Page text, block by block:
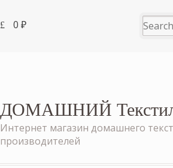
0 ₽
ДОМАШНИЙ
Интернет магазин домашнего
производителей